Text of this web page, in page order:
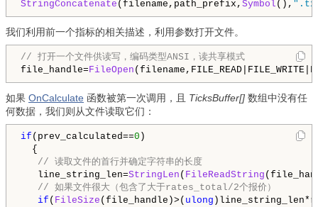
StringConcatenate (filename,path_prefix, Symbol (),
我们利用前一个指标的相关描述，利用参数打开文件。
// 打开一个文件供读写，编码类型ANSI，读共享模式
file_handle=FileOpen (filename, FILE_READ FILE_WRITE
如果 OnCalculate 函数被第一次调用，且 TicksBuffer[] 数组中没有任
何数据，我们则从文件读取它们：
if (prev_calculated==0 )
{
// 读取文件的首行并确定字符串的长度
line_string_len=StringLen ( FileReadString
// 如果文件很大（包含了大于rates_total/2个报价）
if ( FileSize (file_handle)>( ulong